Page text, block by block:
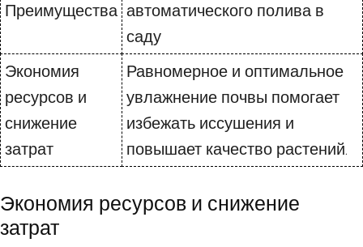
Преимущества автоматического полива в
саду
Экономия
ресурсов и
снижение
затрат
Равномерное и оптимальное
увлажнение почвы помогает
избежать иссушения и
повышает качество растений.
Экономия ресурсов и снижение
затрат